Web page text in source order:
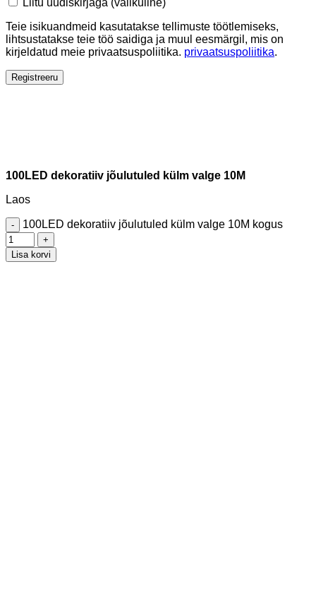
Liitu uudiskirjaga (valikuline)
Teie isikuandmeid kasutatakse tellimuste töötlemiseks,
lihtsustatakse teie töö saidiga ja muul eesmärgil, mis on
kirjeldatud meie privaatsuspoliitika. privaatsuspoliitika.
Registreeru
100LED dekoratiiv jõulutuled külm valge 10M
Laos
100LED dekoratiiv jõulutuled külm valge 10M kogus
Lisa korvi